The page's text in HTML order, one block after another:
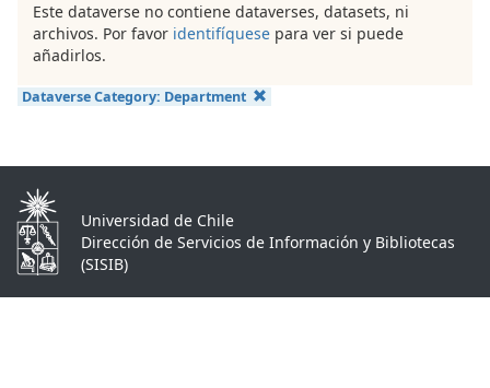
Este dataverse no contiene dataverses, datasets, ni
archivos. Por favor identifíquese para ver si puede
añadirlos.
Dataverse Category: Department
Universidad de Chile
Dirección de Servicios de Información y Bibliotecas
(SISIB)